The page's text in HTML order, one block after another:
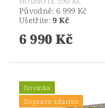
Původně: 6 999 Kč
Ušetříte:9 Kč
6 990 Kč
Novinka
Doprava zdarma